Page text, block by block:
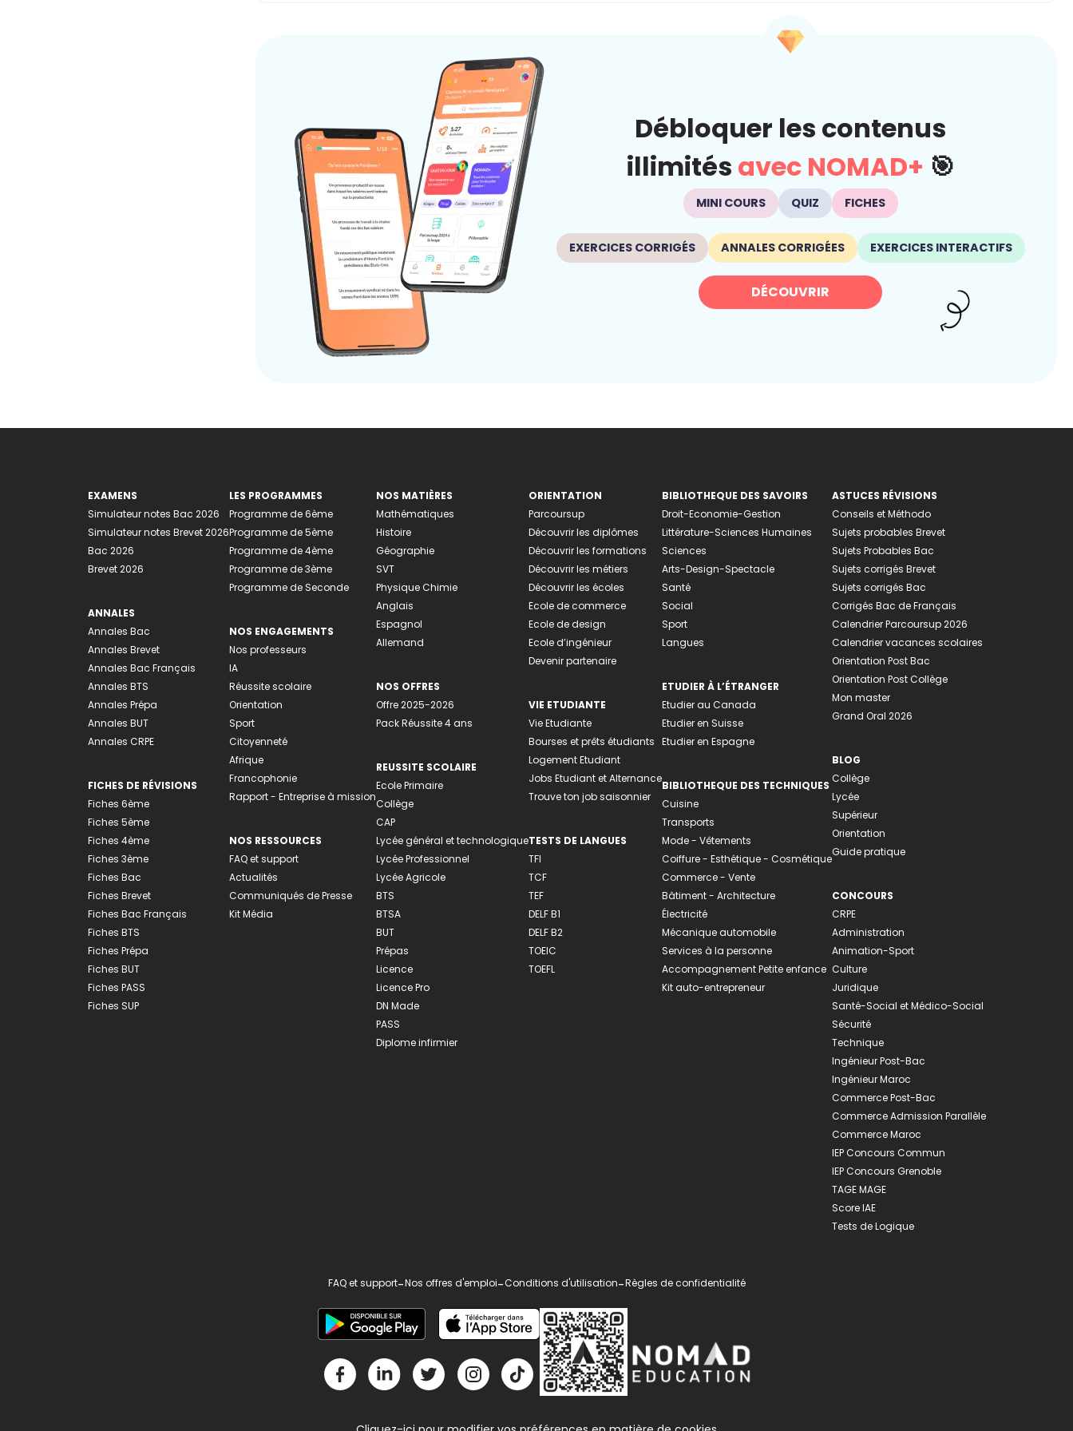
Débloquer les contenus
illimités avec NOMAD+ 🎯
MINI COURS QUIZ FICHES
EXERCICES CORRIGÉS ANNALES CORRIGÉES EXERCICES INTERACTIFS
DÉCOUVRIR
EXAMENS
Simulateur notes Bac 2026
Simulateur notes Brevet 2026
Bac 2026
Brevet 2026
ANNALES
Annales Bac
Annales Brevet
Annales Bac Français
Annales BTS
Annales Prépa
Annales BUT
Annales CRPE
FICHES DE RÉVISIONS
Fiches 6ème
Fiches 5ème
Fiches 4ème
Fiches 3ème
Fiches Bac
Fiches Brevet
Fiches Bac Français
Fiches BTS
Fiches Prépa
Fiches BUT
Fiches PASS
Fiches SUP
LES PROGRAMMES
Programme de 6ème
Programme de 5ème
Programme de 4ème
Programme de 3ème
Programme de Seconde
NOS ENGAGEMENTS
Nos professeurs
IA
Réussite scolaire
Orientation
Sport
Citoyenneté
Afrique
Francophonie
Rapport - Entreprise à mission
NOS RESSOURCES
FAQ et support
Actualités
Communiqués de Presse
Kit Média
NOS MATIÈRES
Mathématiques
Histoire
Géographie
SVT
Physique Chimie
Anglais
Espagnol
Allemand
NOS OFFRES
Offre 2025-2026
Pack Réussite 4 ans
REUSSITE SCOLAIRE
Ecole Primaire
Collège
CAP
Lycée général et technologique
Lycée Professionnel
Lycée Agricole
BTS
BTSA
BUT
Prépas
Licence
Licence Pro
DN Made
PASS
Diplome infirmier
ORIENTATION
Parcoursup
Découvrir les diplômes
Découvrir les formations
Découvrir les métiers
Découvrir les écoles
Ecole de commerce
Ecole de design
Ecole d’ingénieur
Devenir partenaire
VIE ETUDIANTE
Vie Etudiante
Bourses et prêts étudiants
Logement Etudiant
Jobs Etudiant et Alternance
Trouve ton job saisonnier
TESTS DE LANGUES
TFI
TCF
TEF
DELF B1
DELF B2
TOEIC
TOEFL
BIBLIOTHEQUE DES SAVOIRS
Droit-Economie-Gestion
Littérature-Sciences Humaines
Sciences
Arts-Design-Spectacle
Santé
Social
Sport
Langues
ETUDIER À L’ÉTRANGER
Etudier au Canada
Etudier en Suisse
Etudier en Espagne
BIBLIOTHEQUE DES TECHNIQUES
Cuisine
Transports
Mode - Vêtements
Coiffure - Esthétique - Cosmétique
Commerce - Vente
Bâtiment - Architecture
Électricité
Mécanique automobile
Services à la personne
Accompagnement Petite enfance
Kit auto-entrepreneur
ASTUCES RÉVISIONS
Conseils et Méthodo
Sujets probables Brevet
Sujets Probables Bac
Sujets corrigés Brevet
Sujets corrigés Bac
Corrigés Bac de Français
Calendrier Parcoursup 2026
Calendrier vacances scolaires
Orientation Post Bac
Orientation Post Collège
Mon master
Grand Oral 2026
BLOG
Collège
Lycée
Supérieur
Orientation
Guide pratique
CONCOURS
CRPE
Administration
Animation-Sport
Culture
Juridique
Santé-Social et Médico-Social
Sécurité
Technique
Ingénieur Post-Bac
Ingénieur Maroc
Commerce Post-Bac
Commerce Admission Parallèle
Commerce Maroc
IEP Concours Commun
IEP Concours Grenoble
TAGE MAGE
Score IAE
Tests de Logique
FAQ et support-Nos offres d'emploi-Conditions d'utilisation-Règles de confidentialité